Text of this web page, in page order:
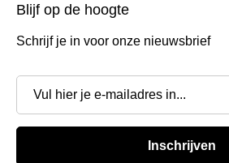
Blijf op de hoogte
Schrijf je in voor onze nieuwsbrief
Inschrijven